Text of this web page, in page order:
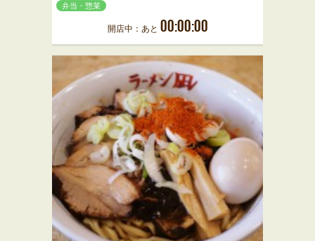
弁当・惣菜
開店中：あと 00:00:00